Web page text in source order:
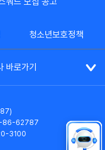
청소년보호정책
바로가기
86-62787
3100